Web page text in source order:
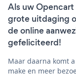
Als uw
grote uitdaging
de online
gefeliciteerd!
Maar daarna komt
make en meer